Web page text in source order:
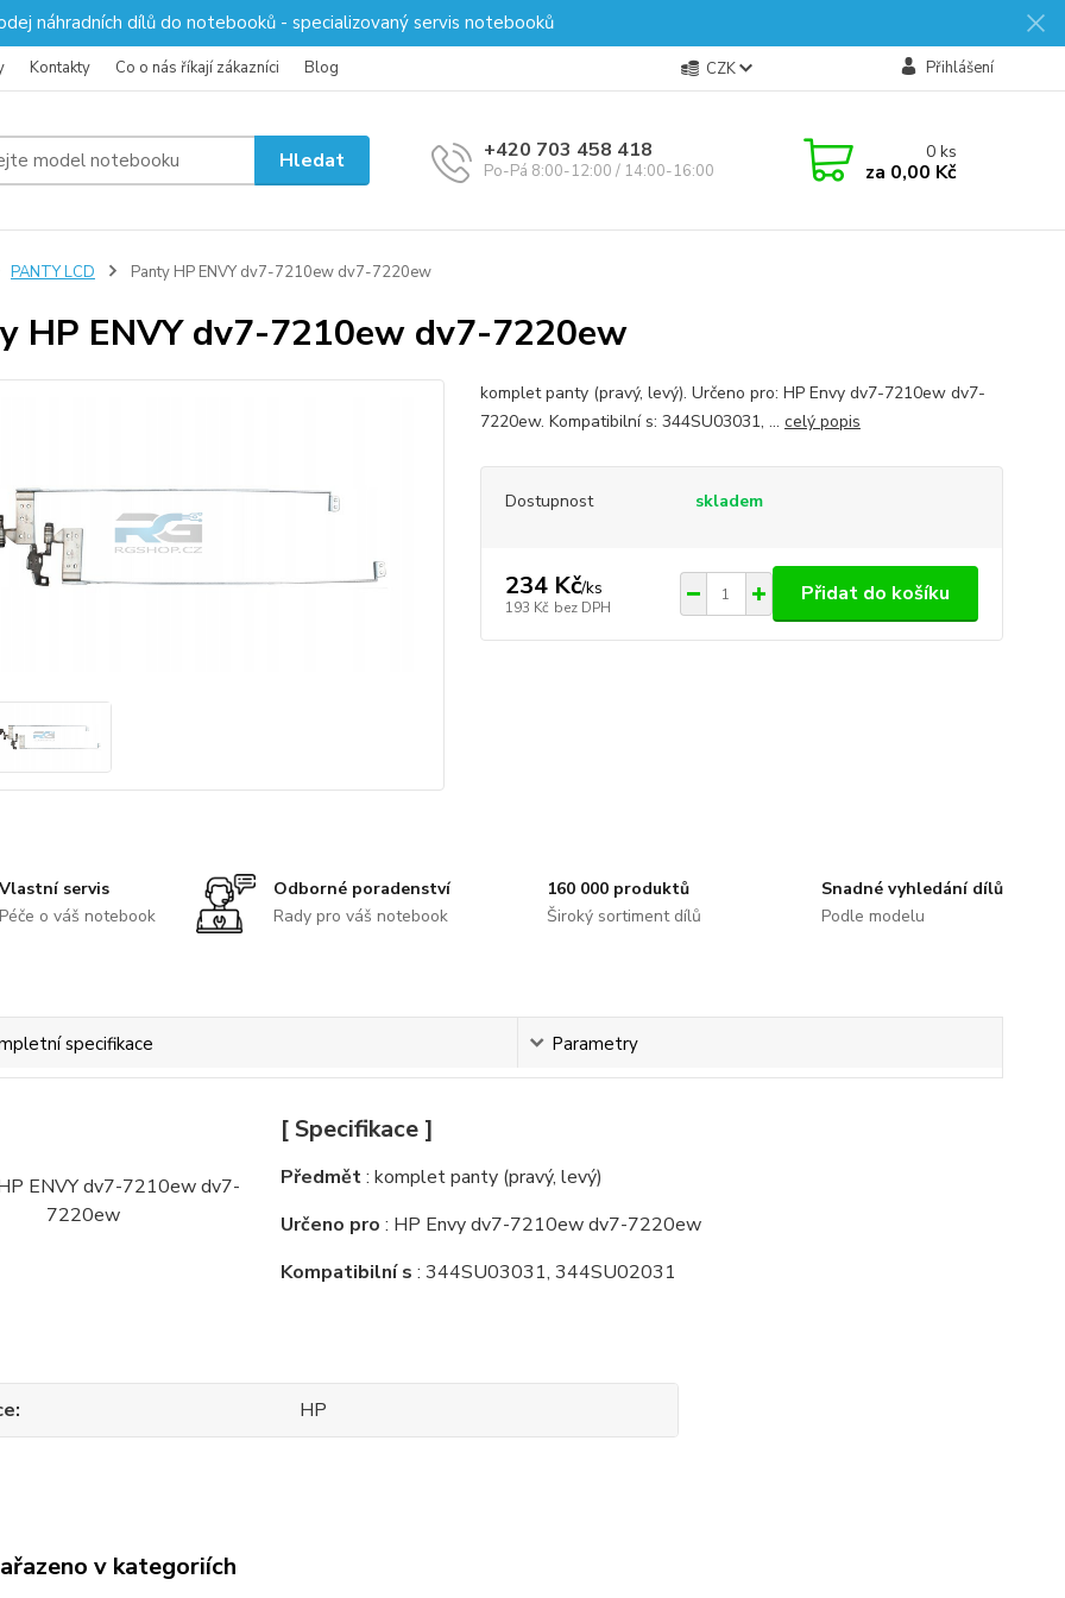
náhradních dílů do notebooků - specializovaný servis notebooků
Kontakty Co o nás říkají zákazníci Blog CZK Přihlášení
Hledat +420 703 458 418
Po-Pá 8:00-12:00 / 14:00-16:00
0ks
za 0,00 Kč
PANTY LCD Panty HP ENVY dv7-7210ew dv7-7220ew
HP ENVY dv7-7210ew dv7-7220ew
komplet panty (pravý, levý). Určeno pro: HP Envy dv7-7210ew dv7-
7220ew. Kompatibilní s: 344SU03031, ... celý popis
Dostupnost skladem
234 Kč/ks
193 Kč bez DPH
Přidat do košíku
servis
o váš notebook
Odborné poradenství
Rady pro váš notebook
160 000 produktů
Široký sortiment dílů
Snadné vyhledání dílů
Podle modelu
specifikace Parametry
[ Specifikace ]
Předmět: komplet panty (pravý, levý)
Určeno pro : HP Envy dv7-7210ew dv7-7220ew
Kompatibilní s : 344SU03031, 344SU02031
HP
v kategoriích